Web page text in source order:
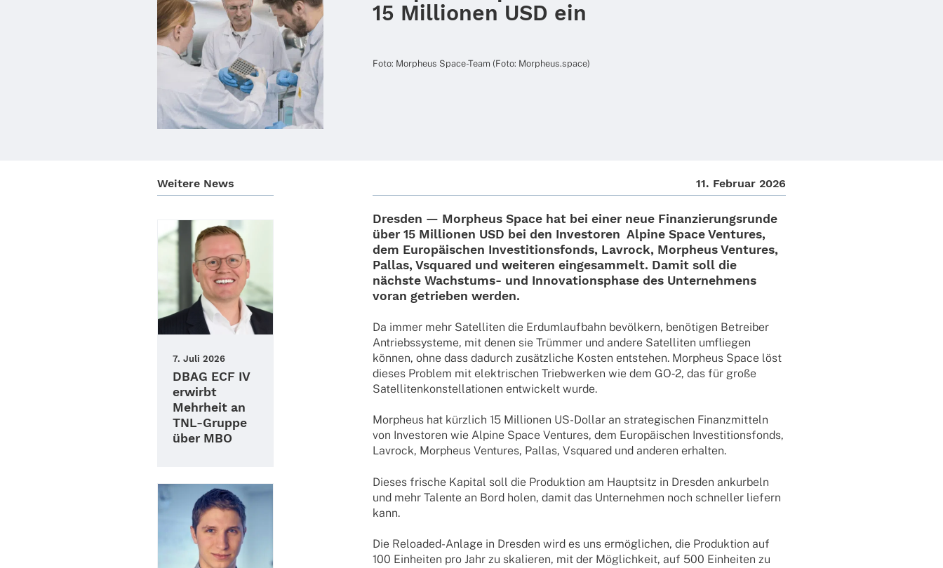
15 Millionen USD ein
Foto: Morpheus Space-Team (Foto: Morpheus.space)
Weitere News
7. Juli 2026
DBAG ECF IV
erwirbt
Mehrheit an
TNL-Gruppe
über MBO
11. Februar 2026
Dres­den — Morpheus Space hat bei einer neue Finan­zie­rungs­runde
über 15 Millio­nen USD bei den Inves­to­ren Alpine Space Ventures,
dem Euro­päi­schen Inves­ti­ti­ons­fonds, Lavrock, Morpheus Ventures,
Pallas, Vsquared und weite­ren einge­sam­melt. Damit soll die
nächste Wachs­­tums- und Inno­va­ti­ons­phase des Unter­neh­mens
voran getrie­ben werden.
Da immer mehr Satel­li­ten die Erdum­lauf­bahn bevöl­kern, benö­ti­gen Betrei­ber
Antriebs­sys­teme, mit denen sie Trüm­mer und andere Satel­li­ten umflie­gen
können, ohne dass dadurch zusätz­li­che Kosten entste­hen. Morpheus Space löst
dieses Problem mit elek­tri­schen Trieb­wer­ken wie dem GO‑2, das für große
Satel­li­ten­kon­stel­la­tio­nen entwi­ckelt wurde.
Morpheus hat kürz­lich 15 Millio­nen US-Dollar an stra­te­gi­schen Finanz­mit­teln
von Inves­to­ren wie Alpine Space Ventures, dem Euro­päi­schen Inves­ti­ti­ons­fonds,
Lavrock, Morpheus Ventures, Pallas, Vsquared und ande­ren erhalten.
Dieses frische Kapi­tal soll die Produk­tion am Haupt­sitz in Dres­den ankur­beln
und mehr Talente an Bord holen, damit das Unter­neh­men noch schnel­ler liefern
kann.
Die Relo­a­­ded-Anlage in Dres­den wird es uns ermög­li­chen, die Produk­tion auf
100 Einhei­ten pro Jahr zu skalie­ren, mit der Möglich­keit, auf 500 Einhei­ten zu